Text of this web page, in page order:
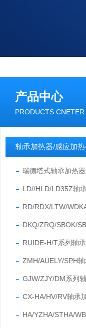
产品中心
PRODUCTS CNETER
轴承加热器/感应加热
瑞德塔式轴承加热器
LD//HLD/LD35Z轴
RD/RDX/LTW/
DKQ/ZRQ/SBOK/
RUIDE-H/T系列轴
ZMH/AUELY/SPH
GJW/ZJY/DM系列
CX-HA/HV/RV轴承